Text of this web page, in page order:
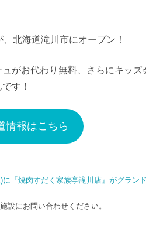
北海道滝川市にオープン！
がお代わり無料、さらにキッズ
す！
情報はこちら
に『焼肉すだく家族亭滝川店』がグラン
設にお問い合わせください。